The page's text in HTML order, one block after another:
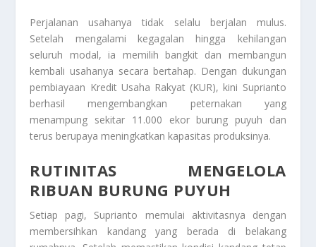
Perjalanan usahanya tidak selalu berjalan mulus.
Setelah mengalami kegagalan hingga kehilangan
seluruh modal, ia memilih bangkit dan membangun
kembali usahanya secara bertahap. Dengan dukungan
pembiayaan Kredit Usaha Rakyat (KUR), kini Suprianto
berhasil mengembangkan peternakan yang
menampung sekitar 11.000 ekor burung puyuh dan
terus berupaya meningkatkan kapasitas produksinya.
RUTINITAS MENGELOLA
RIBUAN BURUNG PUYUH
Setiap pagi, Suprianto memulai aktivitasnya dengan
membersihkan kandang yang berada di belakang